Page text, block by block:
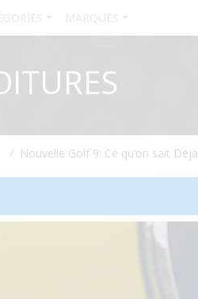
MARQUES
Nouvelle Golf 9: Ce qu’on sait Déjà